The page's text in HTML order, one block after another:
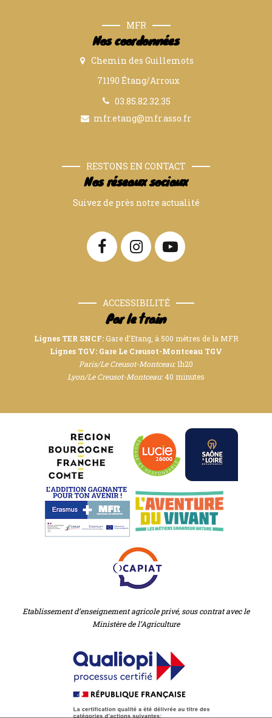
MFR
Nos coordonnées
Chemin des Guillemots
71190 Étang/Arroux
03.85.82.32.35
mfr.etang@mfr.asso.fr
RESTONS EN CONTACT
Nos réseaux sociaux
Suivez de près notre actualité
ACCESSIBILITÉ
Par le train
Lignes TER SNCF:Gare d’Etang, à 500 mètres de la MFR
Lignes TGV: Gare Le Creusot-Montceau TGV
Paris/Le Creusot-Montceau:1h20
Lyon/Le Creusot-Montceau:40 minutes
Etablissement d’enseignement agricole privé, sous contrat avec le
Ministère de l’Agriculture